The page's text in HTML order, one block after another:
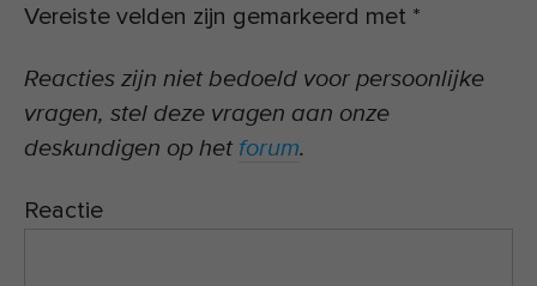
Vereiste velden zijn gemarkeerd met *
Reacties zijn niet bedoeld voor persoonlijke
vragen, stel deze vragen aan onze
deskundigen op het forum.
Reactie